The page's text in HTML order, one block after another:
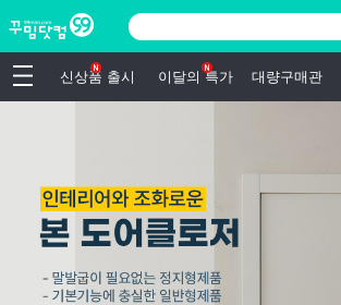
신상품 출시 이달의 특가 대량구매관